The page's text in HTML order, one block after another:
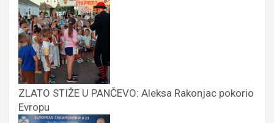
ZLATO STIŽE U PANČEVO: Aleksa Rakonjac pokorio
Evropu